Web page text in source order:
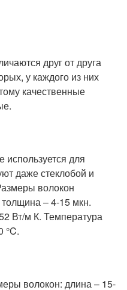
друг от друга
у каждого из них
качественные
используется для
даже стеклобой и
волокон
– 4-15 мкн.
Вт/м К. Температура
°C.
волокон: длина – 15-